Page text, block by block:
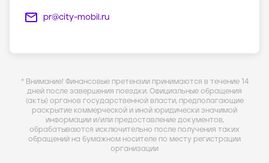
pr@city-mobil.ru
* Внимание! Финансовые претензии принимаются в течение 14
дней после завершения поездки. Официальные обращения
(акты) органов государственной власти, предполагающие
раскрытие коммерческой и иной юридически значимой
информации и/или предоставление документов,
обрабатываются исключительно после получения таких
обращений на бумажном носителе по месту регистрации
организации